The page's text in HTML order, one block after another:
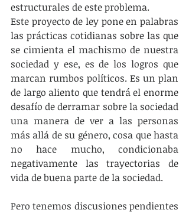
estructurales de este problema.
Este proyecto de ley pone en palabras
las prácticas cotidianas sobre las que
se cimienta el machismo de nuestra
sociedad y ese, es de los logros que
marcan rumbos políticos. Es un plan
de largo aliento que tendrá el enorme
desafío de derramar sobre la sociedad
una manera de ver a las personas
más allá de su género, cosa que hasta
no hace mucho, condicionaba
negativamente las trayectorias de
vida de buena parte de la sociedad.
Pero tenemos discusiones pendientes